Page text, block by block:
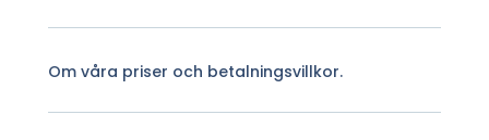
Om våra priser och betalningsvillkor.